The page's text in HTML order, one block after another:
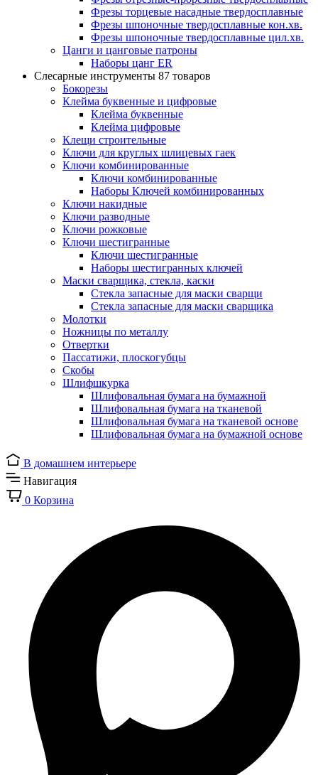
Фрезы торцевые насадные твердосплавные
Фрезы шпоночные твердосплавные кон.хв.
Фрезы шпоночные твердосплавные цил.хв.
Цанги и цанговые патроны
Наборы цанг ER
Слесарные инструменты 87 товаров
Бокорезы
Клейма буквенные и цифровые
Клейма буквенные
Клейма цифровые
Клещи строительные
Ключи для круглых шлицевых гаек
Ключи комбинированные
Ключи комбинированные
Наборы Ключей комбинированных
Ключи накидные
Ключи разводные
Ключи рожковые
Ключи шестигранные
Ключи шестигранные
Наборы шестигранных ключей
Маски сварщика, стекла, каски
Стекла запасные для маски сварщи
Стекла запасные для маски сварщика
Молотки
Ножницы по металлу
Отвертки
Пассатижи, плоскогубцы
Скобы
Шлифшкурка
Шлифовальная бумага на бумажной
Шлифовальная бумага на тканевой
Шлифовальная бумага на тканевой основе
Шлифовальная бумага на бумажной основе
В домашнем интерьере
Навигация
0 Корзина